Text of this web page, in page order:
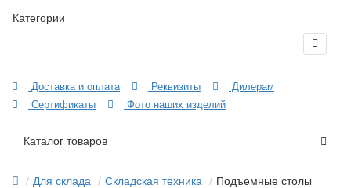
Категории
Доставка и оплата Реквизиты
Дилерам
Сертификаты
Фото наших изделий
Каталог товаров
Для склада Складская техника Подъемные столы